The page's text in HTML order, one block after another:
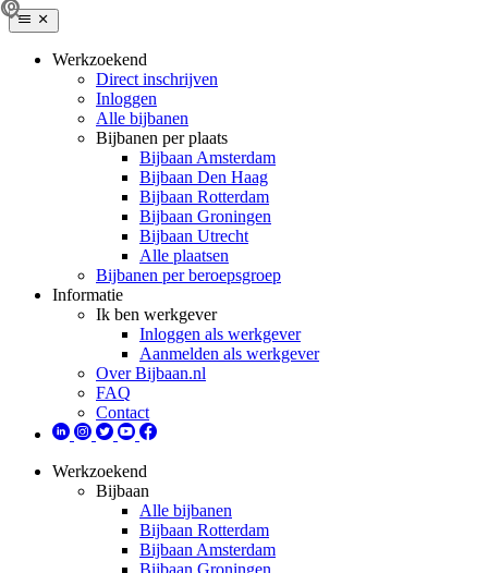
Werkzoekend
Direct inschrijven
Inloggen
Alle bijbanen
Bijbanen per plaats
Bijbaan Amsterdam
Bijbaan Den Haag
Bijbaan Rotterdam
Bijbaan Groningen
Bijbaan Utrecht
Alle plaatsen
Bijbanen per beroepsgroep
Informatie
Ik ben werkgever
Inloggen als werkgever
Aanmelden als werkgever
Over Bijbaan.nl
FAQ
Contact
Werkzoekend
Bijbaan
Alle bijbanen
Bijbaan Rotterdam
Bijbaan Amsterdam
Bijbaan Groningen